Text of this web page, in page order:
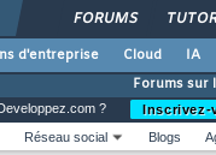
FORUMS
d'entreprise Cloud IA
Forums sur
?
Inscrivez-
Réseau social Blogs